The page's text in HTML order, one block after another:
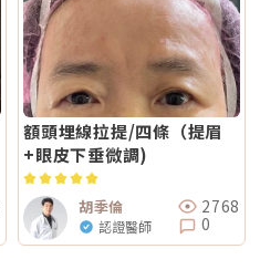
額頭埋線拉提/四條（提眉
+眼皮下垂微調)
胡季倫
認證醫師
2768
0